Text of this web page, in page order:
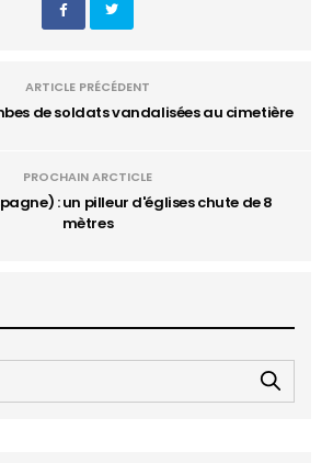
ARTICLE PRÉCÉDENT
de soldats vandalisées au cimetière
PROCHAIN ARCTICLE
: un pilleur d'églises chute de 8
mètres